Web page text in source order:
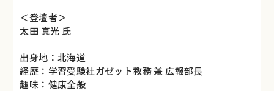
＜登壇者＞
太田 真光 氏
出身地：北海道
経歴：学習受験社ガゼット教務 兼 広報部長
趣味：健康全般